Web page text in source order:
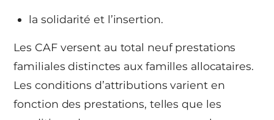
la solidarité et l’insertion.
Les CAF versent au total neuf prestations
familiales distinctes aux familles allocataires.
Les conditions d’attributions varient en
fonction des prestations, telles que les